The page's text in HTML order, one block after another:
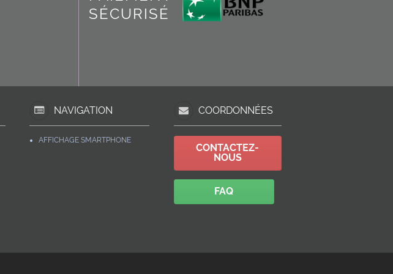
SÉCURISÉ
NAVIGATION
AFFICHAGE SMARTPHONE
COORDONNÉES
CONTACTEZ-
NOUS
FAQ